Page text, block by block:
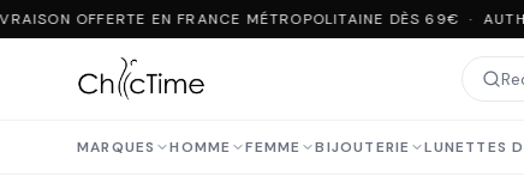
OFFERTE EN FRANCE MÉTROPOLITAINE DÈS 69€ ·
MARQUES HOMME FEMME BIJOUTERIE LUNETTES